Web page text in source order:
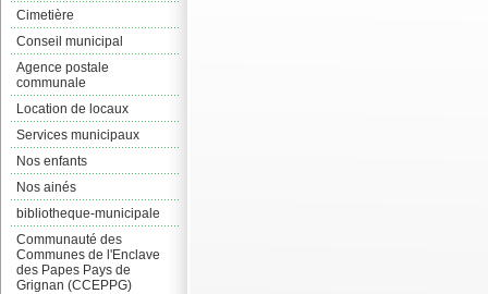
Cimetière
Conseil municipal
Agence postale
communale
Location de locaux
Services municipaux
Nos enfants
Nos ainés
bibliotheque-municipale
Communauté des
Communes de l'Enclave
des Papes Pays de
Grignan (CCEPPG)